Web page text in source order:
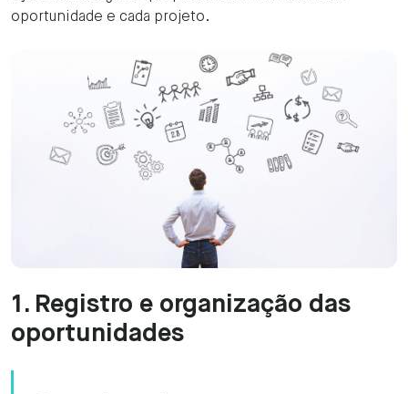
oportunidade e cada projeto.
1. Registro e organização das
oportunidades